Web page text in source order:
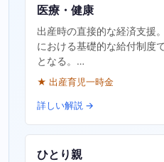
医療・健康
出産時の直接的な経済支援
における基礎的な給付制度
となる。…
★ 出産育児一時金
詳しい解説 →
ひとり親